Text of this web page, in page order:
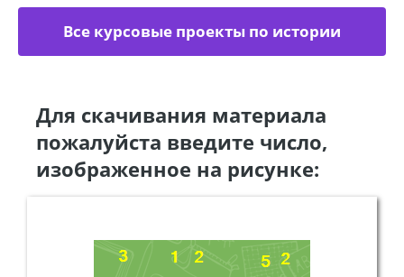
Все курсовые проекты по истории
Для скачивания материала
пожалуйста введите число,
изображенное на рисунке: